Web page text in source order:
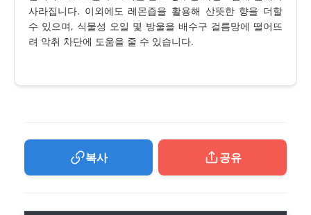
사라집니다. 이외에도 레몬즙을 활용해 산뜻한 향을 더할
수 있으며, 식물성 오일 몇 방울을 배수구 걸름망에 떨어뜨
려 악취 차단에 도움을 줄 수 있습니다.
복사 공유